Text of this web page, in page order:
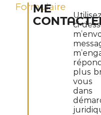
Formulaire
ME
ci-
plus
vous